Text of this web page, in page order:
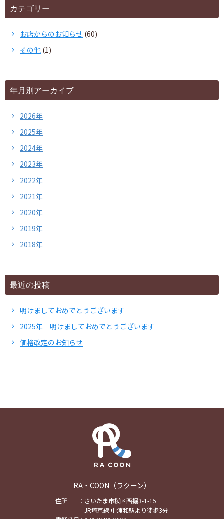
カテゴリー
お店からのお知らせ (60)
その他 (1)
年月別アーカイブ
2026年
2025年
2024年
2023年
2022年
2021年
2020年
2019年
2018年
最近の投稿
明けましておめでとうございます
2025年 明けましておめでとうございます
価格改定のお知らせ
RA・COON（ラクーン）
住所
さいたま市桜区西掘3-1-15
JR埼京線 中浦和駅より徒歩3分